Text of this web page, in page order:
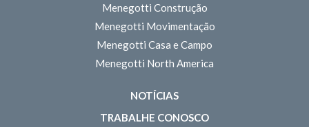
Menegotti Construção
Menegotti Movimentação
Menegotti Casa e Campo
Menegotti North America
NOTÍCIAS
TRABALHE CONOSCO